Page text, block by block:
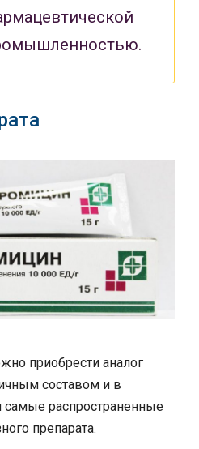
приобрести аналог
составом и в
самые распространенные
препарата.